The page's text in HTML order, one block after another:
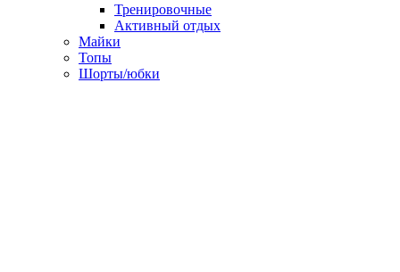
Тренировочные
Активный отдых
Майки
Топы
Шорты/юбки